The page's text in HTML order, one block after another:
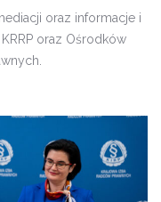
oraz informacje i
oraz Ośrodków